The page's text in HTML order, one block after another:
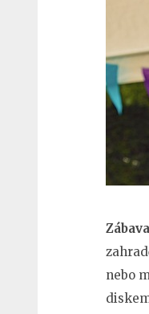
Zábava
nebo